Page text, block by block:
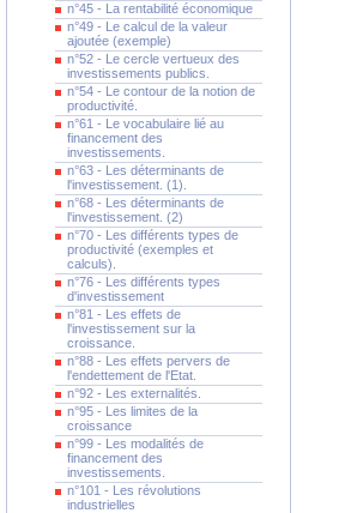
n°45 - La rentabilité économique
n°49 - Le calcul de la valeur
ajoutée (exemple)
n°52 - Le cercle vertueux des
investissements publics.
n°54 - Le contour de la notion de
productivité.
n°61 - Le vocabulaire lié au
financement des
investissements.
n°63 - Les déterminants de
l'investissement. (1).
n°68 - Les déterminants de
l'investissement. (2)
n°70 - Les différents types de
productivité (exemples et
calculs).
n°76 - Les différents types
d'investissement
n°81 - Les effets de
l'investissement sur la
croissance.
n°88 - Les effets pervers de
l'endettement de l'Etat.
n°92 - Les externalités.
n°95 - Les limites de la
croissance
n°99 - Les modalités de
financement des
investissements.
n°101 - Les révolutions
industrielles